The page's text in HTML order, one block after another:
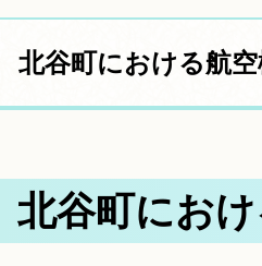
北谷町における航
北谷町にお